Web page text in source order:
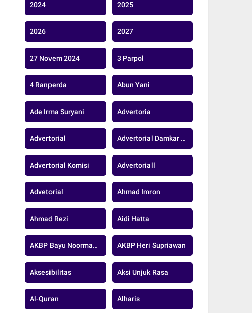
2024 2025
2026 2027
27 Novem 2024 3 Parpol
4 Ranperda Abun Yani
Ade Irma Suryani Advertoria
Advertorial Advertorial Damkar Kabupaten Muaro Jambi
Advertorial Komisi Advertoriall
Advetorial Ahmad Imron
Ahmad Rezi Aidi Hatta
AKBP Bayu Noormansyah AKBP Heri Supriawan
Aksesibilitas Aksi Unjuk Rasa
Al-Quran Alharis